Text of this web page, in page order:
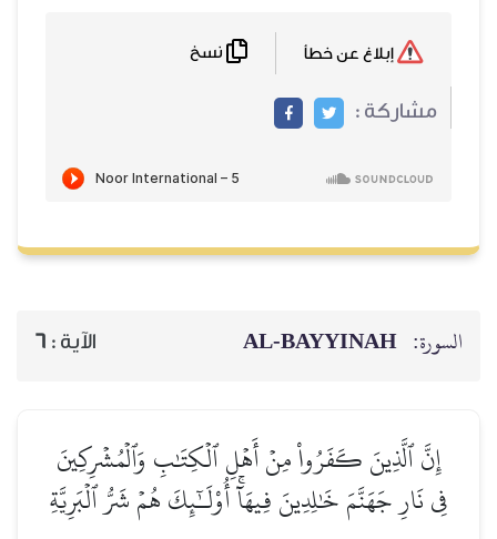
مشاركة :
السورة: AL‑BAYYINAH الآية : 6
إِنَّ ٱلَّذِينَ كَفَرُواْ مِنۡ أَهۡلِ ٱلۡكِتَٰبِ وَٱلۡمُشۡرِكِينَ
فِي نَارِ جَهَنَّمَ خَٰلِدِينَ فِيهَآۚ أُوْلَـٰٓئِكَ هُمۡ شَرُّ ٱلۡبَرِيَّةِ